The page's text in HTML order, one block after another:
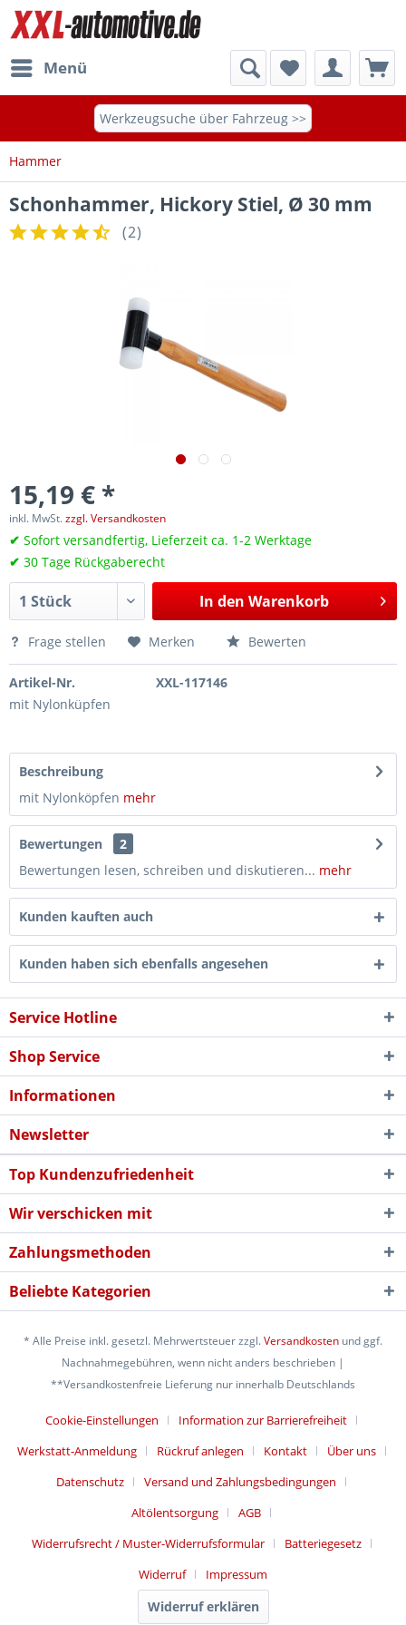
Menü
Werkzeugsuche über Fahrzeug >>
Hammer
Schonhammer, Hickory Stiel, Ø 30 mm
(2)
15,19 € *
inkl. MwSt.zzgl. Versandkosten
✔ Sofort versandfertig, Lieferzeit ca. 1-2 Werktage
✔ 30 Tage Rückgaberecht
In den Warenkorb
Frage stellen Merken Bewerten
Artikel-Nr.
XXL-117146
mit Nylonküpfen
Beschreibung
mit Nylonköpfen mehr
Bewertungen
2
Bewertungen lesen, schreiben und diskutieren... mehr
Kunden kauften auch
Kunden haben sich ebenfalls angesehen
Service Hotline
Shop Service
Informationen
Newsletter
Top Kundenzufriedenheit
Wir verschicken mit
Zahlungsmethoden
Beliebte Kategorien
* Alle Preise inkl. gesetzl. Mehrwertsteuer zzgl.Versandkosten und ggf.
Nachnahmegebühren, wenn nicht anders beschrieben |
**Versandkostenfreie Lieferung nur innerhalb Deutschlands
Cookie-Einstellungen
Information zur Barrierefreiheit
Werkstatt-Anmeldung
Rückruf anlegen Kontakt
Über uns
Datenschutz
Versand und Zahlungsbedingungen
Altölentsorgung
AGB
Widerrufsrecht / Muster-Widerrufsformular
Batteriegesetz
Widerruf
Impressum
Widerruf erklären